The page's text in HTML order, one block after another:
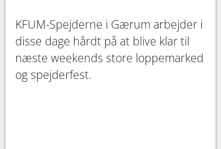
KFUM-Spejderne i Gærum arbejder i
disse dage hårdt på at blive klar til
næste weekends store loppemarked
og spejderfest.